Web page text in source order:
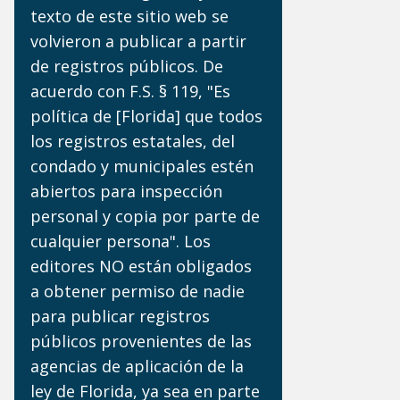
texto de este sitio web se
volvieron a publicar a partir
de registros públicos. De
acuerdo con F.S. § 119, "Es
política de [Florida] que todos
los registros estatales, del
condado y municipales estén
abiertos para inspección
personal y copia por parte de
cualquier persona". Los
editores NO están obligados
a obtener permiso de nadie
para publicar registros
públicos provenientes de las
agencias de aplicación de la
ley de Florida, ya sea en parte